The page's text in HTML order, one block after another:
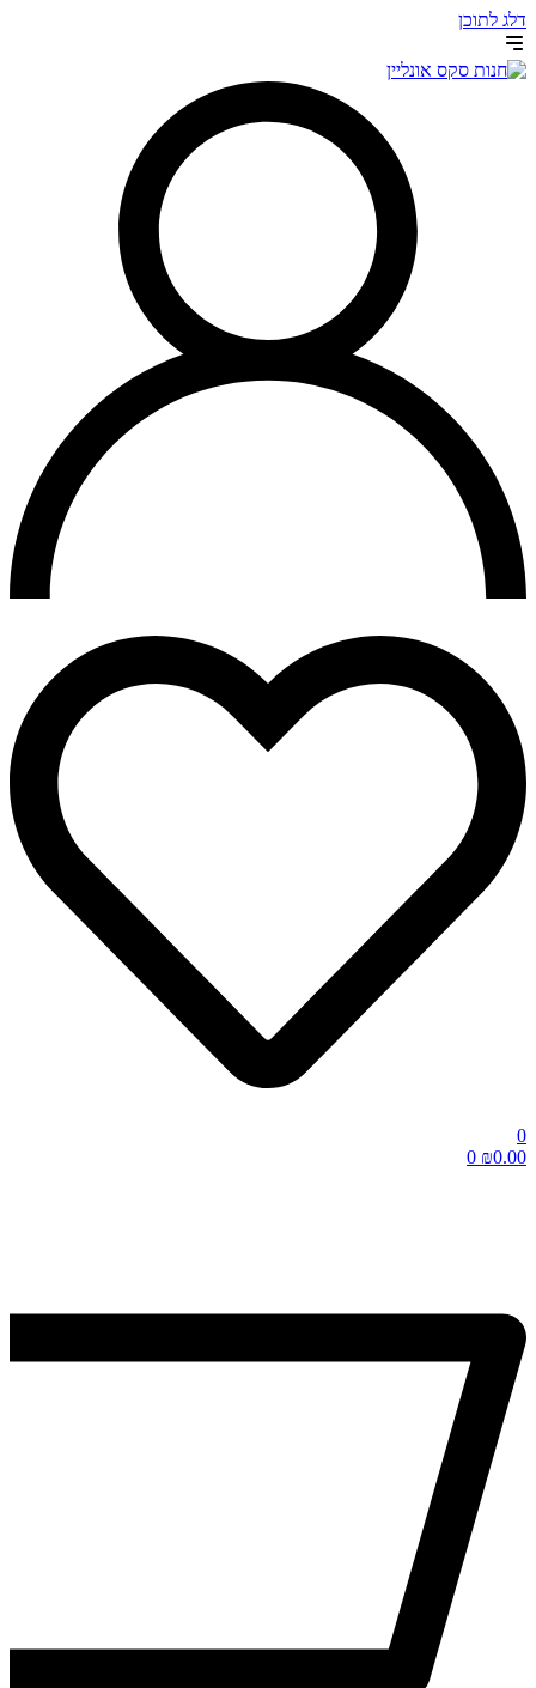
דלג לתוכן
0
₪0.00
0